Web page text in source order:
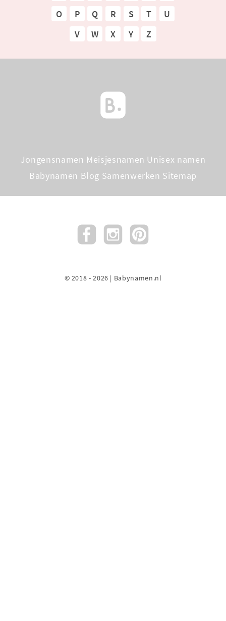
O
P Q R S T
U
V
W X Y Z
Jongensnamen Meisjesnamen Unisex namen
Babynamen Blog Samenwerken Sitemap
© 2018 - 2026 | Babynamen.nl